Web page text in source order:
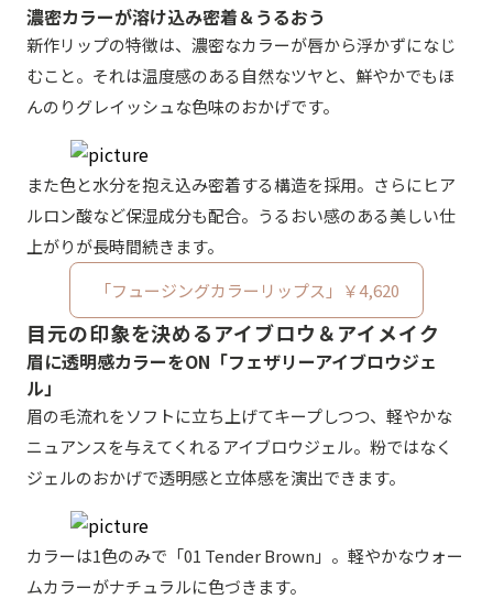
濃密カラーが溶け込み密着＆うるおう
新作リップの特徴は、濃密なカラーが唇から浮かずになじ
むこと。それは温度感のある自然なツヤと、鮮やかでもほ
んのりグレイッシュな色味のおかげです。
また色と水分を抱え込み密着する構造を採用。さらにヒア
ルロン酸など保湿成分も配合。うるおい感のある美しい仕
上がりが長時間続きます。
「フュージングカラーリップス」￥4,620
目元の印象を決めるアイブロウ＆アイメイク
眉に透明感カラーをON「フェザリーアイブロウジェ
ル」
眉の毛流れをソフトに立ち上げてキープしつつ、軽やかな
ニュアンスを与えてくれるアイブロウジェル。粉ではなく
ジェルのおかげで透明感と立体感を演出できます。
カラーは1色のみで「01 Tender Brown」。軽やかなウォー
ムカラーがナチュラルに色づきます。